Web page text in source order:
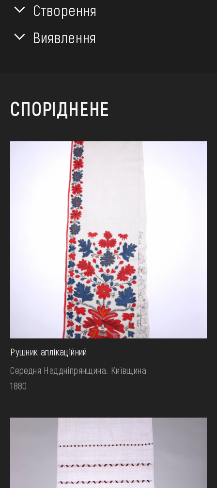
Створення
Виявлення
СПОРІДНЕНЕ
Рушник аплікаційний
Середня Наддніпрянщина. Київщина
1880